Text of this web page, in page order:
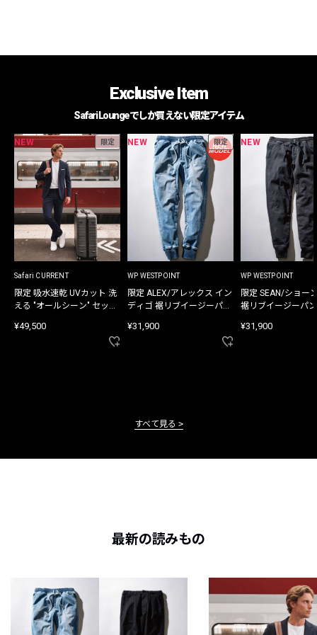
Exclusive Item
Safari Loungeでしか買えない限定アイテム
NEW 限定
Safari CURRENT
限定 吸水速乾 UVカット 洗
える "オールシーン" セット
¥49,500
NEW 限定
WP WESTPOINT
限定 ALEX/アレックス イン
ディゴ 裾リブイージーパン
¥31,900
NEW
WP WESTPOINT
限定 SEAN/ショー
裾リブイージーパ
¥31,900
すべて見る
最新の読みもの